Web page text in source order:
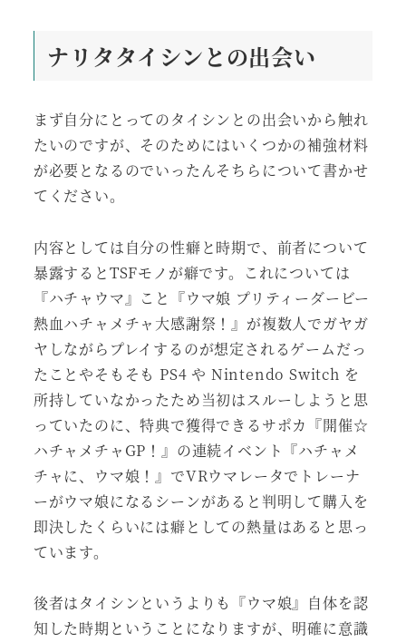
ナリタタイシンとの出会い
まず自分にとってのタイシンとの出会いから触れ
たいのですが、そのためにはいくつかの補強材料
が必要となるのでいったんそちらについて書かせ
てください。
内容としては自分の性癖と時期で、前者について
暴露するとTSFモノが癖です。これについては
『ハチャウマ』こと『ウマ娘 プリティーダービー
熱血ハチャメチャ大感謝祭！』が複数人でガヤガ
ヤしながらプレイするのが想定されるゲームだっ
たことやそもそも PS4 や Nintendo Switch を
所持していなかったため当初はスルーしようと思
っていたのに、特典で獲得できるサポカ『開催☆
ハチャメチャGP！』の連続イベント『ハチャメ
チャに、ウマ娘！』でVRウマレータでトレーナ
ーがウマ娘になるシーンがあると判明して購入を
即決したくらいには癖としての熱量はあると思っ
ています。
後者はタイシンというよりも『ウマ娘』自体を認
知した時期ということになりますが、明確に意識